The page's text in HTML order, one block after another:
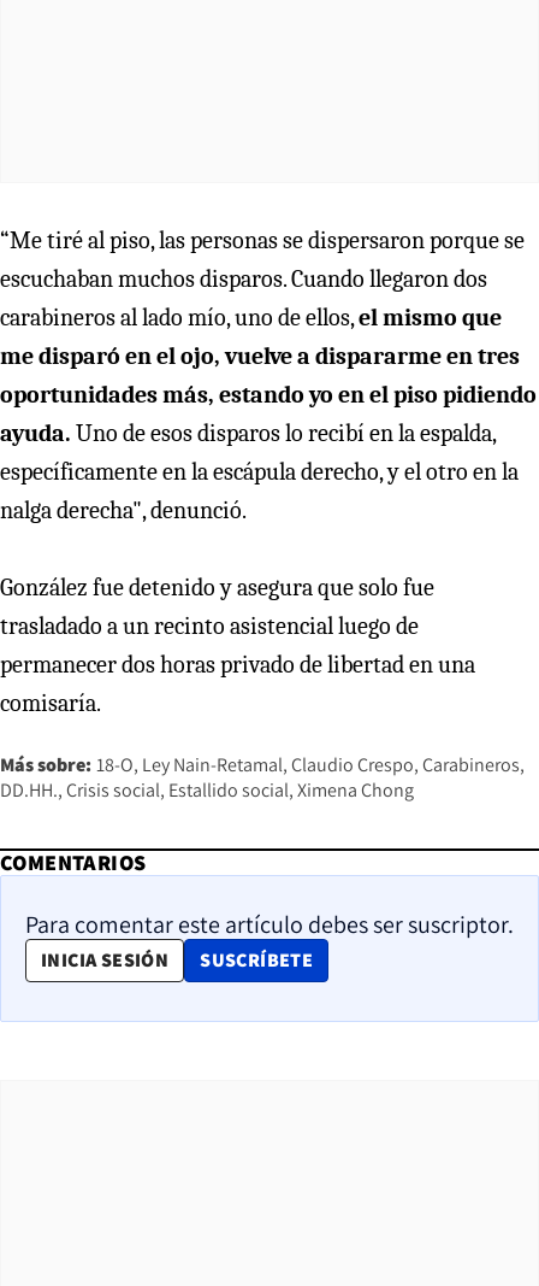
“Me tiré al piso, las personas se dispersaron porque se
escuchaban muchos disparos. Cuando llegaron dos
carabineros al lado mío, uno de ellos,el mismo que
me disparó en el ojo, vuelve a dispararme en tres
oportunidades más, estando yo en el piso pidiendo
ayuda. Uno de esos disparos lo recibí en la espalda,
específicamente en la escápula derecho, y el otro en la
nalga derecha", denunció.
González fue detenido y asegura que solo fue
trasladado a un recinto asistencial luego de
permanecer dos horas privado de libertad en una
comisaría.
Más sobre: 18-O Ley Nain-Retamal Claudio Crespo Carabineros
DD.HH. Crisis social Estallido social Ximena Chong
COMENTARIOS
Para comentar este artículo debes ser suscriptor.
INICIA SESIÓN SUSCRÍBETE
OPENS IN NEW WINDOW